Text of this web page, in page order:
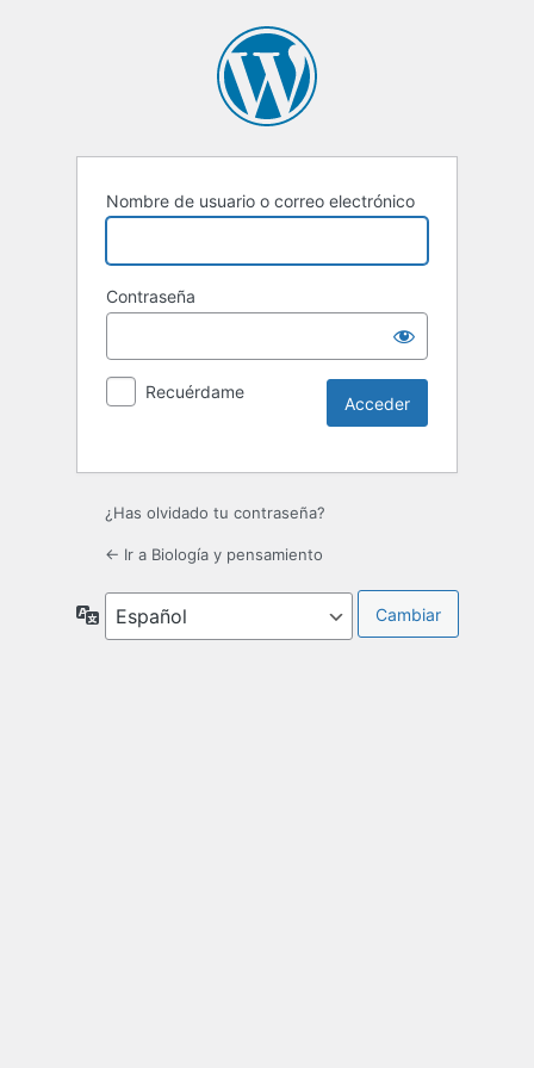
Nombre de usuario o correo electrónico
Contraseña
Recuérdame
¿Has olvidado tu contraseña?
← Ir a Biología y pensamiento
Idioma